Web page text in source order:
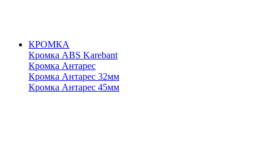
КРОМКА
Кромка ABS Karebant
Кромка Антарес
Кромка Антарес 32мм
Кромка Антарес 45мм